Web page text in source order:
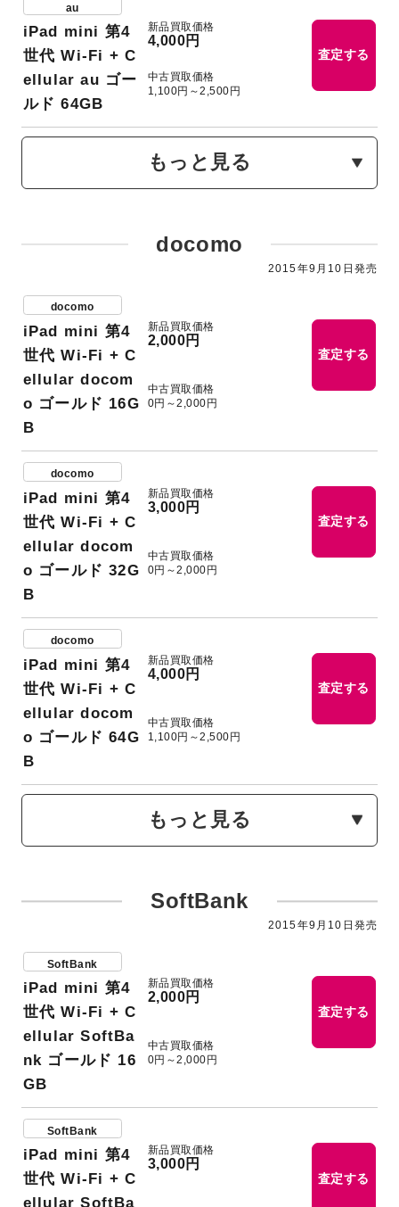
au
iPad mini 第4
世代 Wi-Fi + C
ellular au ゴー
ルド 64GB
新品買取価格
4,000円
中古買取価格
1,100円～2,500円
査定する
もっと見る
docomo
2015年9月10日発売
docomo
iPad mini 第4
世代 Wi-Fi + C
ellular docom
o ゴールド 16G
B
新品買取価格
2,000円
中古買取価格
0円～2,000円
査定する
docomo
iPad mini 第4
世代 Wi-Fi + C
ellular docom
o ゴールド 32G
B
新品買取価格
3,000円
中古買取価格
0円～2,000円
査定する
docomo
iPad mini 第4
世代 Wi-Fi + C
ellular docom
o ゴールド 64G
B
新品買取価格
4,000円
中古買取価格
1,100円～2,500円
査定する
もっと見る
SoftBank
2015年9月10日発売
SoftBank
iPad mini 第4
世代 Wi-Fi + C
ellular SoftBa
nk ゴールド 16
GB
新品買取価格
2,000円
中古買取価格
0円～2,000円
査定する
SoftBank
iPad mini 第4
世代 Wi-Fi + C
ellular SoftBa
新品買取価格
3,000円
査定する